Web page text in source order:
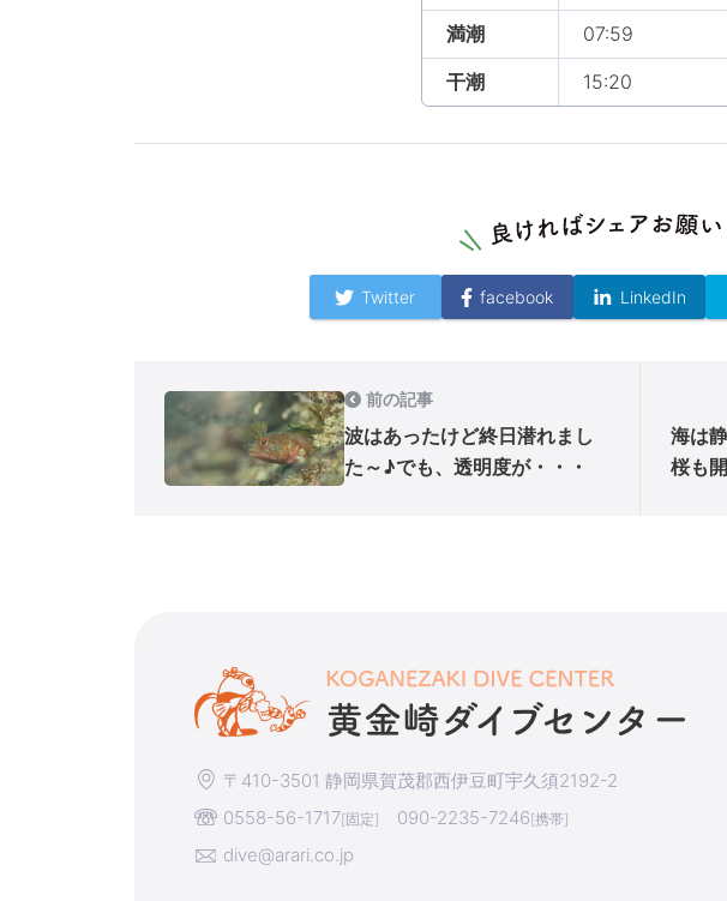
満潮
07:59
干潮
15:20
Twitter facebook LinkedIn
前の記事
波はあったけど終日潜れまし
た～♪でも、透明度が・・・
海は
桜も
〒410-3501 静岡県賀茂郡西伊豆町宇久須2192-2
0558-56-1717[固定] 090-2235-7246[携帯]
dive@arari.co.jp